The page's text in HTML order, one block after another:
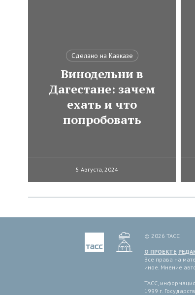
Сделано на Кавказе
Винодельни в
Дагестане: зачем
ехать и что
попробовать
5 Августа, 2024
© 2026 ТАСС
О ПРОЕКТЕ
Все права на
иное. Мнение
ТАСС,
1999 г.